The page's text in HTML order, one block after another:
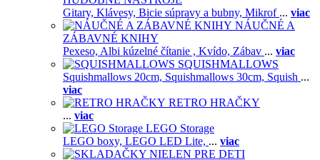
Gitary, Klávesy, Bicie súpravy a bubny, Mikrof ... viac
NÁUČNÉ A
ZÁBAVNÉ KNIHY
Pexeso, Albi kúzelné čítanie , Kvído, Zábav ... viac
SQUISHMALLOWS
Squishmallows 20cm, Squishmallows 30cm, Squish ...
viac
RETRO HRAČKY
... viac
LEGO Storage
LEGO boxy, LEGO LED Lite, ... viac